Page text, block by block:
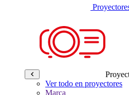
Ver todo en proyectores
Marca